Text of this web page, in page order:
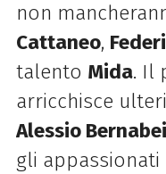
non
Cattaneo,
talento Mida. Il
arricchisce
Alessio Bernabei
gli appassionati